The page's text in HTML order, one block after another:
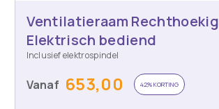
Ventilatieraam Rechthoekig
Elektrisch bediend
Inclusief elektrospindel
Vanaf 653,00 42% KORTING